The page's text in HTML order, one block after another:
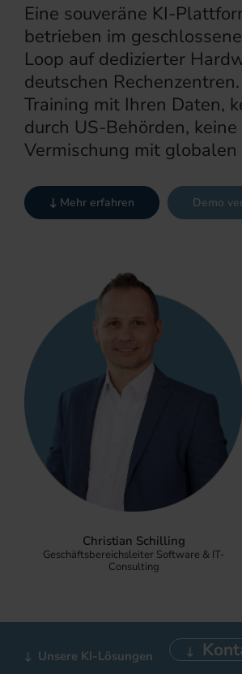
Eine souveräne KI-
betrieben im
Loop auf dedizierter
deutschen
Training mit Ihren Daten,
durch US-Behörden, keine
Vermischung mit
Mehr erfahren Demo
Christian Schilling
Geschäftsbereichsleiter Software & IT-
Consulting
Unsere KI-Lösungen